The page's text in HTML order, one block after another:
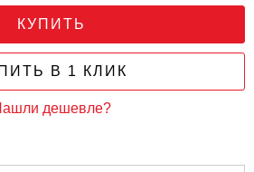
КУПИТЬ
В 1 КЛИК
дешевле?